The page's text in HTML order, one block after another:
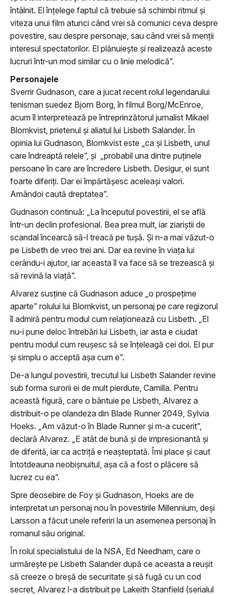
întâlnit. El înţelege faptul că trebuie să schimbi ritmul şi
viteza unui film atunci când vrei să comunici ceva despre
povestire, sau despre personaje, sau când vrei să menţii
interesul spectatorilor. El plănuieşte şi realizează aceste
lucruri într-un mod similar cu o linie melodică”.
Personajele
Sverrir Gudnason, care a jucat recent rolul legendarului
tenisman suedez Bjorn Borg, în filmul Borg/McEnroe,
acum îl interpretează pe întreprinzătorul jurnalist Mikael
Blomkvist, prietenul şi aliatul lui Lisbeth Salander. În
opinia lui Gudnason, Blomkvist este „ca şi Lisbeth, unul
care îndreaptă relele”, şi „probabil una dintre puţinele
persoane în care are încredere Lisbeth. Desigur, ei sunt
foarte diferiţi. Dar ei împărtăşesc aceleaşi valori.
Amândoi caută dreptatea”.
Gudnason continuă: „La începutul povestirii, el se află
într-un declin profesional. Bea prea mult, iar ziariştii de
scandal încearcă să-l treacă pe tuşă. Şi n-a mai văzut-o
pe Lisbeth de vreo trei ani. Dar ea revine în viaţa lui
cerându-i ajutor, iar aceasta îl va face să se trezească şi
să revină la viaţă”.
Alvarez susţine că Gudnason aduce „o prospeţime
aparte” rolului lui Blomkvist, un personaj pe care regizorul
îl admiră pentru modul cum relaţionează cu Lisbeth. „El
nu-i pune deloc întrebări lui Lisbeth, iar asta e ciudat
pentru modul cum reuşesc să se înţeleagă cei doi. El pur
şi simplu o acceptă aşa cum e”.
De-a lungul povestirii, trecutul lui Lisbeth Salander revine
sub forma surorii ei de mult pierdute, Camilla. Pentru
această figură, care o bântuie pe Lisbeth, Alvarez a
distribuit-o pe olandeza din Blade Runner 2049, Sylvia
Hoeks. „Am văzut-o în Blade Runner şi m-a cucerit”,
declară Alvarez. „E atât de bună şi de impresionantă şi
de diferită, iar ca actriţă e neaşteptată. Îmi place şi caut
întotdeauna neobişnuitul, aşa că a fost o plăcere să
lucrez cu ea”.
Spre deosebire de Foy şi Gudnason, Hoeks are de
interpretat un personaj nou în povestirile Millennium, deşi
Larsson a făcut unele referiri la un asemenea personaj în
romanul său original.
În rolul specialistului de la NSA, Ed Needham, care o
urmăreşte pe Lisbeth Salander după ce aceasta a reuşit
să creeze o breşă de securitate şi să fugă cu un cod
secret, Alvarez l-a distribuit pe Lakeith Stanfield (serialul